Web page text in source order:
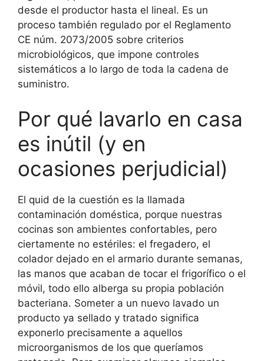
desde el productor hasta el lineal. Es un
proceso también regulado por el Reglamento
CE núm. 2073/2005 sobre criterios
microbiológicos, que impone controles
sistemáticos a lo largo de toda la cadena de
suministro.
Por qué lavarlo en casa
es inútil (y en
ocasiones perjudicial)
El quid de la cuestión es la llamada
contaminación doméstica, porque nuestras
cocinas son ambientes confortables, pero
ciertamente no estériles: el fregadero, el
colador dejado en el armario durante semanas,
las manos que acaban de tocar el frigorífico o el
móvil, todo ello alberga su propia población
bacteriana. Someter a un nuevo lavado un
producto ya sellado y tratado significa
exponerlo precisamente a aquellos
microorganismos de los que queríamos